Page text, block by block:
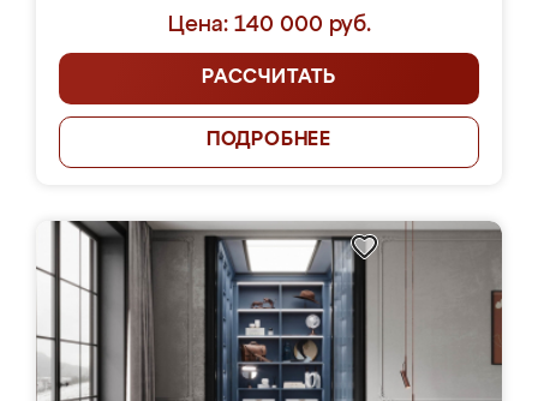
Цена: 140 000 руб.
РАССЧИТАТЬ
ПОДРОБНЕЕ